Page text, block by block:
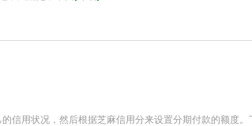
信用状况，然后根据芝麻信用分来设置分期付款的额度。